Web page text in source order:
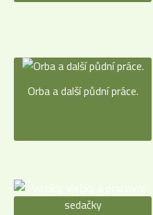
Orba a další půdní práce.